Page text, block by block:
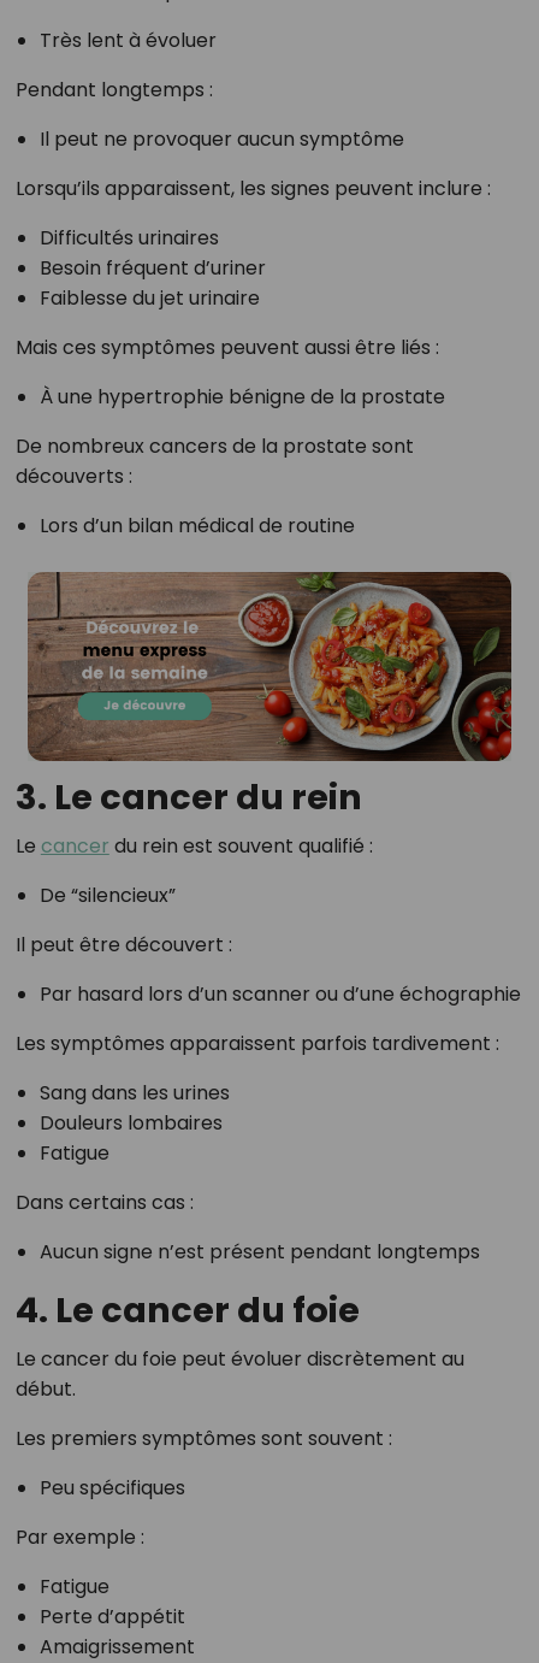
Très lent à évoluer
Pendant longtemps :
Il peut ne provoquer aucun symptôme
Lorsqu’ils apparaissent, les signes peuvent inclure :
Difficultés urinaires
Besoin fréquent d’uriner
Faiblesse du jet urinaire
Mais ces symptômes peuvent aussi être liés :
À une hypertrophie bénigne de la prostate
De nombreux cancers de la prostate sont
découverts :
Lors d’un bilan médical de routine
3. Le cancer du rein
Le cancer du rein est souvent qualifié :
De “silencieux”
Il peut être découvert :
Par hasard lors d’un scanner ou d’une échographie
Les symptômes apparaissent parfois tardivement :
Sang dans les urines
Douleurs lombaires
Fatigue
Dans certains cas :
Aucun signe n’est présent pendant longtemps
4. Le cancer du foie
Le cancer du foie peut évoluer discrètement au
début.
Les premiers symptômes sont souvent :
Peu spécifiques
Par exemple :
Fatigue
Perte d’appétit
Amaigrissement